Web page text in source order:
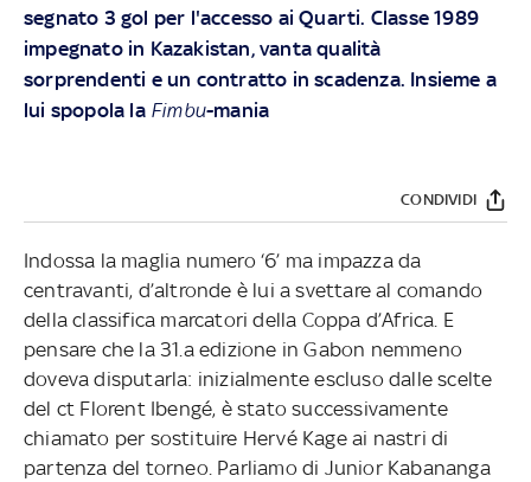
segnato 3 gol per l'accesso ai Quarti. Classe 1989
impegnato in Kazakistan, vanta qualità
sorprendenti e un contratto in scadenza. Insieme a
lui spopola la Fimbu-mania
CONDIVIDI
Indossa la maglia numero ‘6’ ma impazza da
centravanti, d’altronde è lui a svettare al comando
della classifica marcatori della Coppa d’Africa. E
pensare che la 31.a edizione in Gabon nemmeno
doveva disputarla: inizialmente escluso dalle scelte
del ct Florent Ibengé, è stato successivamente
chiamato per sostituire Hervé Kage ai nastri di
partenza del torneo. Parliamo di Junior Kabananga